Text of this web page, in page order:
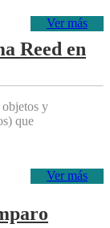
Ver más
Reed en
y
que
Ver más